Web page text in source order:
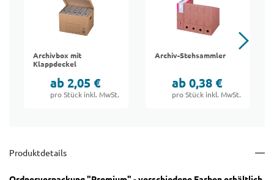
Archivbox mit
Klappdeckel
ab 2,05 €
pro Stück inkl. MwSt.
Archiv-Stehsammler
ab 0,38 €
pro Stück inkl. MwSt.
Produktdetails